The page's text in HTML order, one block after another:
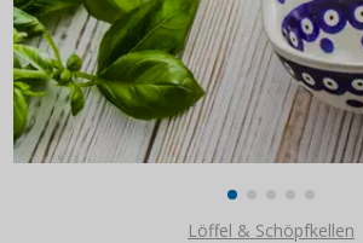
Löffel & Schöpfkellen